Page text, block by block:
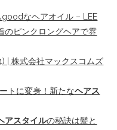
goodなヘアオイル – LEE
のピンクロングヘアで雰
| 株式会社マックスコムズ
トに変身！新たなヘアス
アスタイルの秘訣は髪と